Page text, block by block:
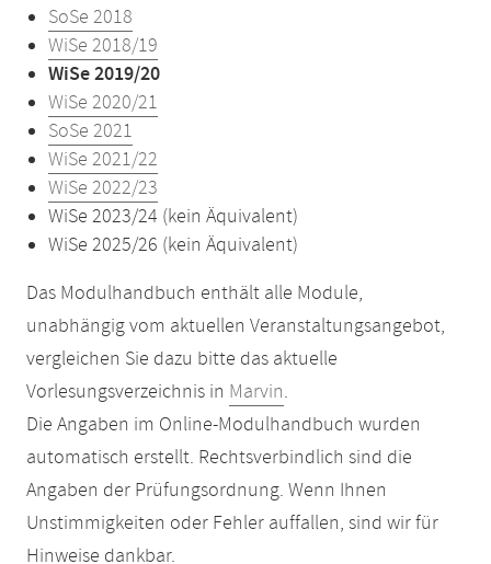
SoSe 2018
WiSe 2018/19
WiSe 2019/20
WiSe 2020/21
SoSe 2021
WiSe 2021/22
WiSe 2022/23
WiSe 2023/24 (kein Äquivalent)
WiSe 2025/26 (kein Äquivalent)
Das Modulhandbuch enthält alle Module,
unabhängig vom aktuellen Veranstaltungsangebot,
vergleichen Sie dazu bitte das aktuelle
Vorlesungsverzeichnis in Marvin.
Die Angaben im Online-Modulhandbuch wurden
automatisch erstellt. Rechtsverbindlich sind die
Angaben der Prüfungsordnung. Wenn Ihnen
Unstimmigkeiten oder Fehler auffallen, sind wir für
Hinweise dankbar.